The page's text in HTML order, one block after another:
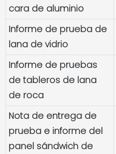
cara de aluminio
Informe de prueba de
lana de vidrio
Informe de pruebas
de tableros de lana
de roca
Nota de entrega de
prueba e informe del
panel sándwich de